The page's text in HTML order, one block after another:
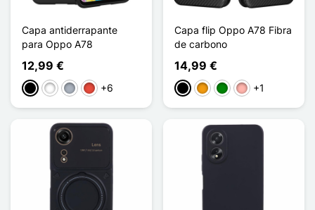
Capa antiderrapante
para Oppo A78
12,99 €
PretoBrancoCinzento
Vermelho
+6
Capa flip Oppo A78 Fibra
de carbono
14,99 €
PretoLaranjaVerdeOuro rosa
+1